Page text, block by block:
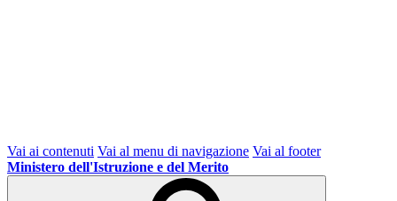
Vai ai contenuti Vai al menu di navigazione Vai al footer
Ministero dell'Istruzione e del Merito